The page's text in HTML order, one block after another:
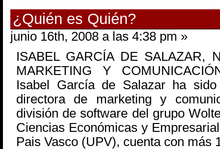
¿Quién es Quién?
junio 16th, 2008 a las 4:38 pm »
ISABEL GARCÍA DE SALAZAR,
MARKETING Y
Isabel García de Salazar ha
directora de marketing y
división de software del grupo
Ciencias Económicas y
Pais Vasco (UPV), cuenta con más